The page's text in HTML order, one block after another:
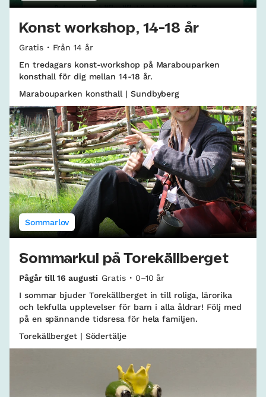
Konst workshop, 14-18 år
Gratis
Från 14 år
En tredagars konst-workshop på Marabouparken
konsthall för dig mellan 14-18 år.
Marabouparken konsthall | Sundbyberg
Sommarlov
Sommarkul på Torekällberget
Pågår till 16 augusti Gratis
0–10 år
I sommar bjuder Torekällberget in till roliga, lärorika
och lekfulla upplevelser för barn i alla åldrar! Följ med
på en spännande tidsresa för hela familjen.
Torekällberget | Södertälje